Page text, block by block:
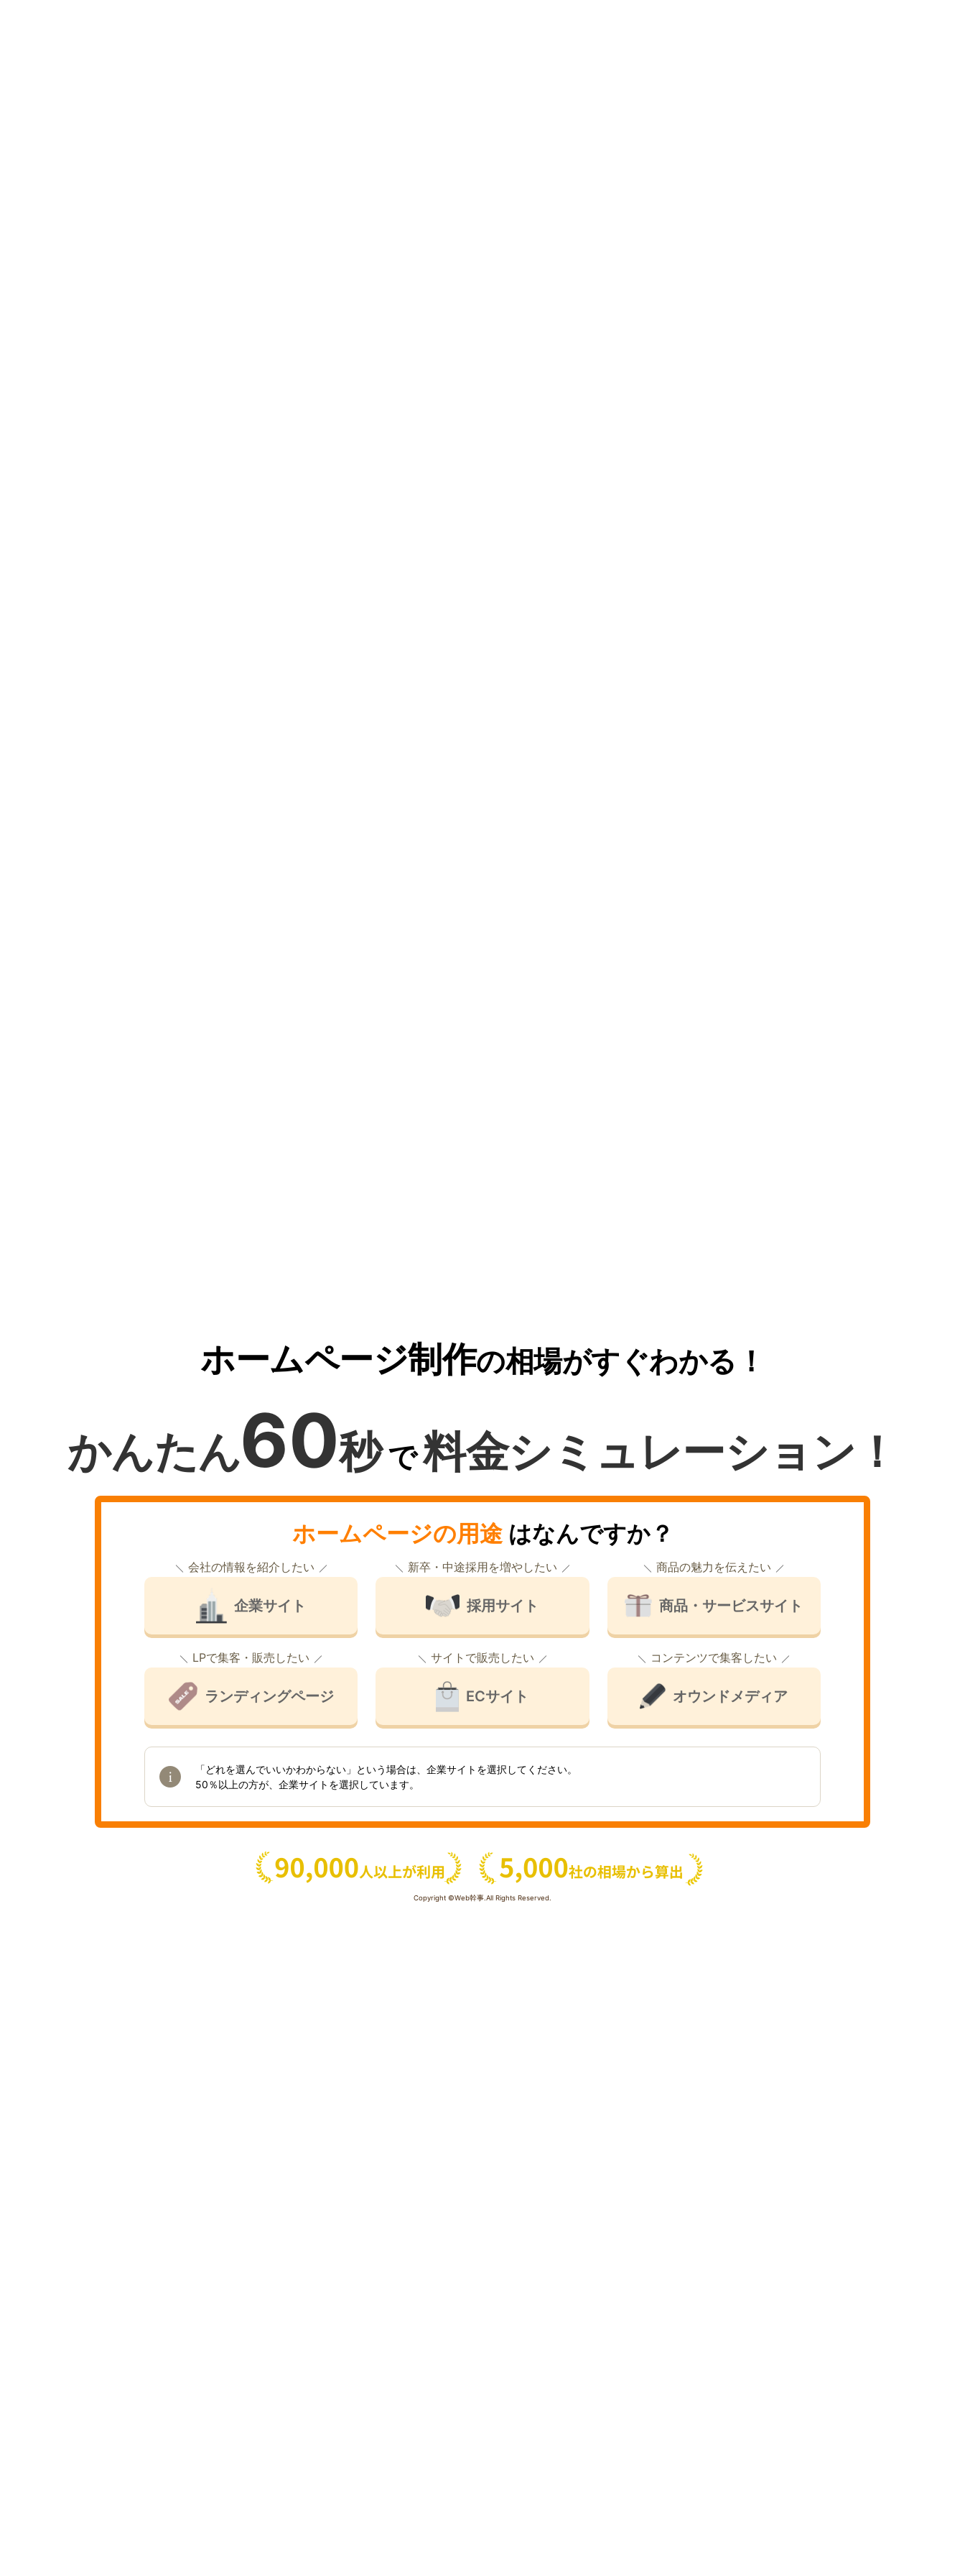
ホームページ制作の相場がすぐわかる！
かんたん60秒で料金シミュレーション！
ホームページの用途はなんですか？
会社の情報を紹介したい
企業サイト
新卒・中途採用を増やしたい
採用サイト
商品の魅力を伝えたい
商品・サービスサイト
LPで集客・販売したい
ランディングページ
サイトで販売したい
ECサイト
コンテンツで集客したい
オウンドメディア
「どれを選んでいいかわからない」という場合は、企業サイトを選択してください。
50％以上の方が、企業サイトを選択しています。
Copyright ©Web幹事.All Rights Reserved.